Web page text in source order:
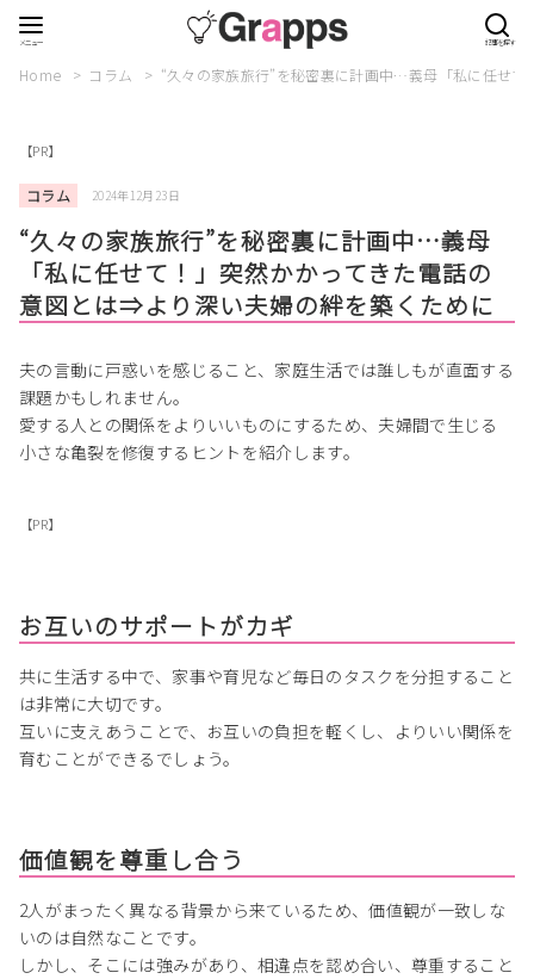
Home コラム “久々の家族旅行”を秘密裏に計画中…義母「私に任せ
【PR】
コラム 2024年12月23日
“久々の家族旅行”を秘密裏に計画中…義母
「私に任せて！」突然かかってきた電話の
意図とは⇒より深い夫婦の絆を築くために
夫の言動に戸惑いを感じること、家庭生活では誰しもが直面する
課題かもしれません。
愛する人との関係をよりいいものにするため、夫婦間で生じる
小さな亀裂を修復するヒントを紹介します。
【PR】
お互いのサポートがカギ
共に生活する中で、家事や育児など毎日のタスクを分担すること
は非常に大切です。
互いに支えあうことで、お互いの負担を軽くし、よりいい関係を
育むことができるでしょう。
価値観を尊重し合う
2人がまったく異なる背景から来ているため、価値観が一致しな
いのは自然なことです。
しかし、そこには強みがあり、相違点を認め合い、尊重すること